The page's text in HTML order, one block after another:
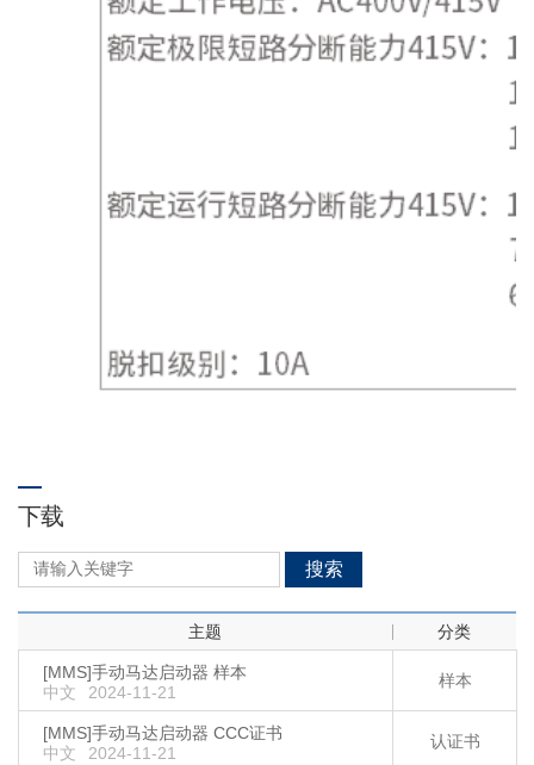
下载
搜索
主题 分类
[MMS]手动马达启动器 样本
中文
2024-11-21
样本
[MMS]手动马达启动器 CCC证书
中文
2024-11-21
认证书